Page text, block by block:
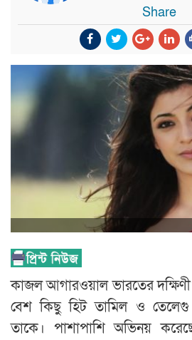
Share
কাজল আগারওয়াল ভারতের দক্ষিণী
বেশ কিছু হিট তামিল ও তেলেগু
তাকে। পাশাপাশি অভিনয়